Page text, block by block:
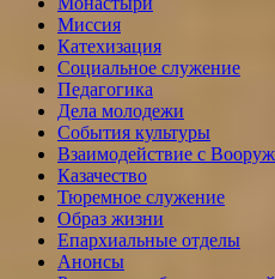
Миссия
Катехизация
Социальное служение
Педагогика
Дела молодежи
События культуры
Взаимодействие с
Казачество
Тюремное служение
Образ жизни
Епархиальные отделы
Анонсы